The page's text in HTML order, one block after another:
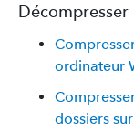
ordinateur
dossiers